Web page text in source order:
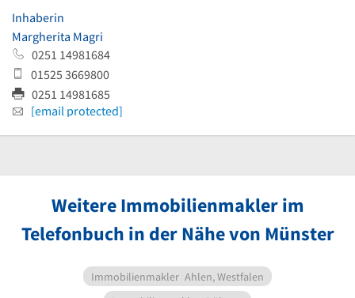
Inhaberin
Margherita Magri
0251 14981684
01525 3669800
0251 14981685
[email protected]
Weitere Immobilienmakler im
Telefonbuch in der Nähe von Münster
Immobilienmakler Ahlen, Westfalen